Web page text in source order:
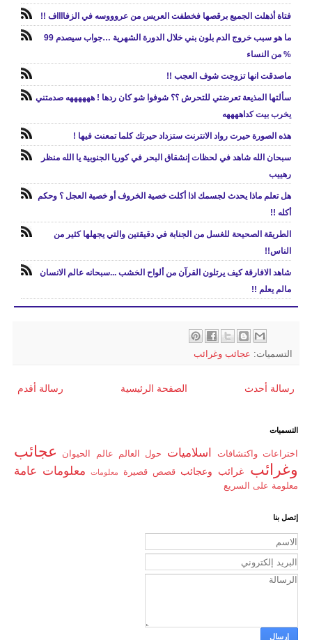
فتاة أذهلت الجميع برقصها فخطفت العريس من عروووسه في الزفااااف !!
ما هو سبب خروج الدم بلون بني خلال الدورة الشهرية …جواب سيصدم 99
% من النساء
ماصدقت انها تزوجت شوف العجب !!
سألتها المذيعة تعرضتي للتحرش ؟؟ شوفوا شو كان ردها ! ههههههه صدمتني
يخرب بيت كداههههه
هذه الصورة حيرت رواد الانترنت ستزداد حيرتك كلما تمعنت فيها !
سبحان الله شاهد في لحظات إنشقاق البحر في كوريا الجنوبية يا الله منظر
رهييب
هل تعلم ماذا يحدث لجسمك اذا أكلت خصية الخروف أو خصية العجل ؟ وحكم
أكله !!
الطريقة الصحيحة للغسل من الجنابة في دقيقتين والتي يجهلها كثير من
الناس!!
شاهد الافارقة كيف يرتلون القرآن من ألواح الخشب ...سبحانه عالم الانسان
مالم يعلم !!
التسميات: عجائب وغرائب
رسالة أحدث رسالة أقدم الصفحة الرئيسية
التسميات
اختراعات واكتشافات اسلاميات حول العالم عالم الحيوان
عجائب
وغرائب
غرائب وعجائب قصص قصيرة معلومات معلومات عامة
معلومة على السريع
إتصل بنا